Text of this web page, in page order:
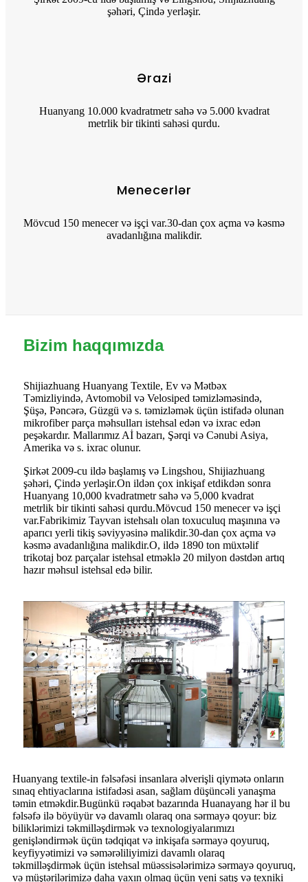
şəhəri, Çində yerləşir.
Ərazi
Huanyang 10.000 kvadratmetr sahə və 5.000 kvadrat
metrlik bir tikinti sahəsi qurdu.
Menecerlər
Mövcud 150 menecer və işçi var.30-dan çox açma və kəsmə
avadanlığına malikdir.
Bizim haqqımızda
Shijiazhuang Huanyang Textile, Ev və Mətbəx
Təmizliyində, Avtomobil və Velosiped təmizləməsində,
Şüşə, Pəncərə, Güzgü və s. təmizləmək üçün istifadə olunan
mikrofiber parça məhsulları istehsal edən və ixrac edən
peşəkardır. Mallarımız Aİ bazarı, Şərqi və Cənubi Asiya,
Amerika və s. ixrac olunur.
Şirkət 2009-cu ildə başlamış və Lingshou, Shijiazhuang
şəhəri, Çində yerləşir.On ildən çox inkişaf etdikdən sonra
Huanyang 10,000 kvadratmetr sahə və 5,000 kvadrat
metrlik bir tikinti sahəsi qurdu.Mövcud 150 menecer və işçi
var.Fabrikimiz Tayvan istehsalı olan toxuculuq maşınına və
aparıcı yerli tikiş səviyyəsinə malikdir.30-dan çox açma və
kəsmə avadanlığına malikdir.O, ildə 1890 ton müxtəlif
trikotaj boz parçalar istehsal etməklə 20 milyon dəstdən artıq
hazır məhsul istehsal edə bilir.
Huanyang textile-in fəlsəfəsi insanlara əlverişli qiymətə onların
sınaq ehtiyaclarına istifadəsi asan, sağlam düşüncəli yanaşma
təmin etməkdir.Bugünkü rəqabət bazarında Huanayang hər il bu
fəlsəfə ilə böyüyür və davamlı olaraq ona sərmayə qoyur: biz
biliklərimizi təkmilləşdirmək və texnologiyalarımızı
genişləndirmək üçün tədqiqat və inkişafa sərmayə qoyuruq,
keyfiyyətimizi və səmərəliliyimizi davamlı olaraq
təkmilləşdirmək üçün istehsal müəssisələrimizə sərmayə qoyuruq,
və müştərilərimizə daha yaxın olmaq üçün yeni satış və texniki